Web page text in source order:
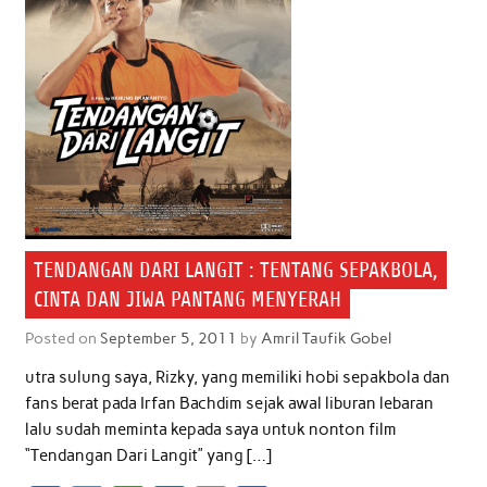
TENDANGAN DARI LANGIT : TENTANG SEPAKBOLA,
CINTA DAN JIWA PANTANG MENYERAH
Posted on September 5, 2011 by Amril Taufik Gobel
utra sulung saya, Rizky, yang memiliki hobi sepakbola dan
fans berat pada Irfan Bachdim sejak awal liburan lebaran
lalu sudah meminta kepada saya untuk nonton film
“Tendangan Dari Langit” yang […]